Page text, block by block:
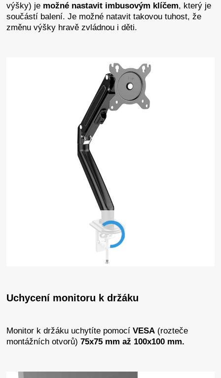
výšky) je možné nastavit imbusovým klíčem, který je
součástí balení. Je možné natavit takovou tuhost, že
změnu výšky hravě zvládnou i děti.
Uchycení monitoru k držáku
Monitor k držáku uchytíte pomocíVESA (rozteče
montážních otvorů) 75x75 mm až 100x100 mm.